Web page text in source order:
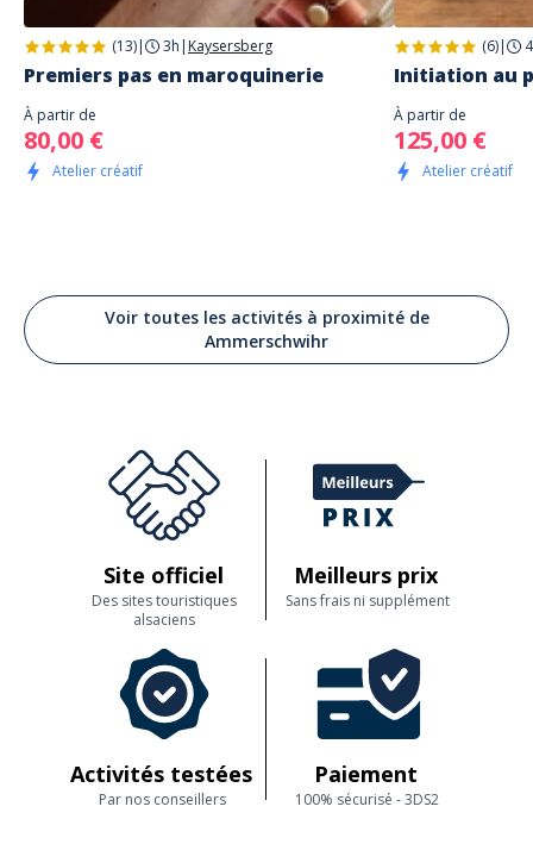
(13)| 3h | Kaysersberg
Premiers pas en maroquinerie
À partir de
80,00 €
Atelier créatif
(6)|
Initiation au
À partir de
125,00 €
Atelier créatif
Voir toutes les activités à proximité de
Ammerschwihr
Site officiel
Des sites touristiques
alsaciens
Meilleurs prix
Sans frais ni supplément
Activités testées
Par nos conseillers
Paiement
100% sécurisé - 3DS2